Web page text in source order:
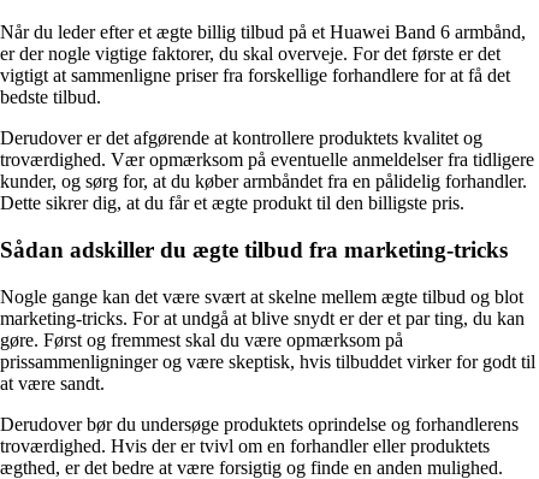
Når du leder efter et ægte billig tilbud på et Huawei Band 6 armbånd,
er der nogle vigtige faktorer, du skal overveje. For det første er det
vigtigt at sammenligne priser fra forskellige forhandlere for at få det
bedste tilbud.
Derudover er det afgørende at kontrollere produktets kvalitet og
troværdighed. Vær opmærksom på eventuelle anmeldelser fra tidligere
kunder, og sørg for, at du køber armbåndet fra en pålidelig forhandler.
Dette sikrer dig, at du får et ægte produkt til den billigste pris.
Sådan adskiller du ægte tilbud fra marketing-tricks
Nogle gange kan det være svært at skelne mellem ægte tilbud og blot
marketing-tricks. For at undgå at blive snydt er der et par ting, du kan
gøre. Først og fremmest skal du være opmærksom på
prissammenligninger og være skeptisk, hvis tilbuddet virker for godt til
at være sandt.
Derudover bør du undersøge produktets oprindelse og forhandlerens
troværdighed. Hvis der er tvivl om en forhandler eller produktets
ægthed, er det bedre at være forsigtig og finde en anden mulighed.